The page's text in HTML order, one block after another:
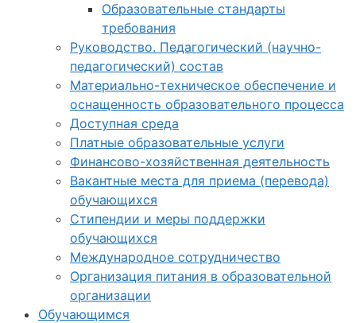
Образовательные стандарты
требования
Руководство. Педагогический (научно-
педагогический) состав
Материально-техническое обеспечение и
оснащенность образовательного процесса
Доступная среда
Платные образовательные услуги
Финансово-хозяйственная деятельность
Вакантные места для приема (перевода)
обучающихся
Стипендии и меры поддержки
обучающихся
Международное сотрудничество
Организация питания в образовательной
организации
Обучающимся